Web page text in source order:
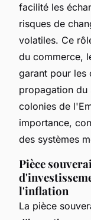
facilité les
risques de
volatiles. Ce
du commerce,
garant pour les
propagation du
colonies de
importance,
des systèmes
Pièce
l'inflation
La pièce